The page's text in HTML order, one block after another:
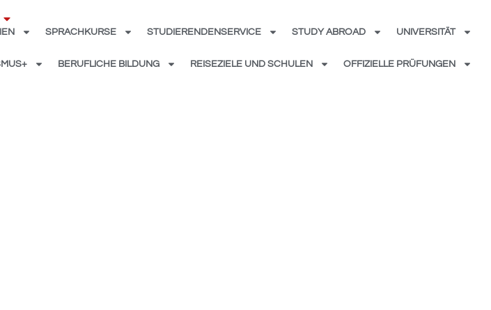
SPRACHKURSE STUDIERENDENSERVICE STUDY ABROAD UNIVERSITÄT
BERUFLICHE BILDUNG REISEZIELE UND SCHULEN OFFIZIELLE PRÜFUNGEN